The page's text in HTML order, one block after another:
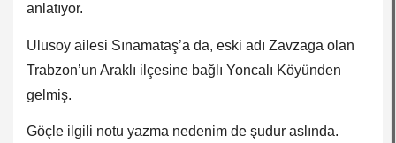
anlatıyor.
Ulusoy ailesi Sınamataş’a da, eski adı Zavzaga olan
Trabzon’un Araklı ilçesine bağlı Yoncalı Köyünden
gelmiş.
Göçle ilgili notu yazma nedenim de şudur aslında.